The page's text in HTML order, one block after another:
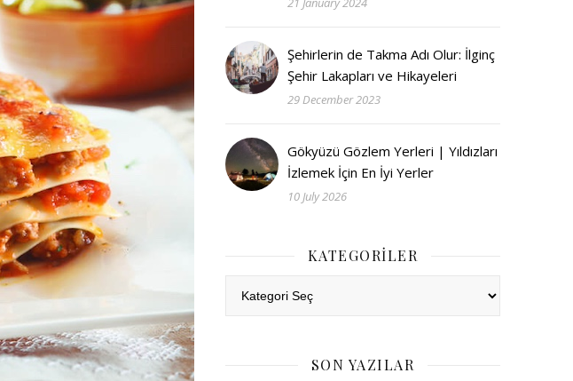
Şehirlerin de Takma Adı Olur: İlginç
Şehir Lakapları ve Hikayeleri
29 December 2023
Gökyüzü Gözlem Yerleri | Yıldızları
İzlemek İçin En İyi Yerler
10 July 2026
KATEGORILER
SON YAZILAR